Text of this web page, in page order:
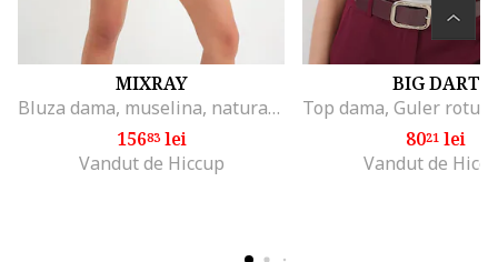
MIXRAY
Bluza dama, muselina, natural, textil
15683lei
Vandut de Hiccup
BIG DART
8021 lei
Vandut de